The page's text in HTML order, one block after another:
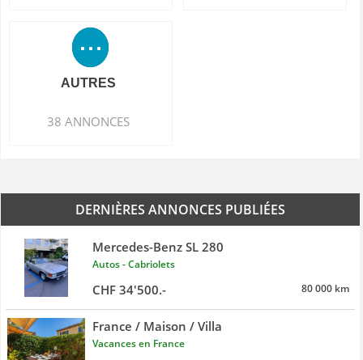
AUTRES
38 ANNONCES
DERNIÈRES ANNONCES PUBLIÉES
Mercedes-Benz SL 280
Autos - Cabriolets
CHF 34'500.- 80 000 km
France / Maison / Villa
Vacances en France